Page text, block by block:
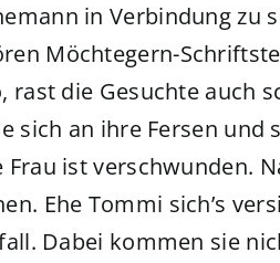
in Verbindung zu
Möchtegern-
rast die Gesuchte auch
sich an ihre Fersen und
Frau ist verschwunden.
Ehe Tommi sich’s
Dabei kommen sie